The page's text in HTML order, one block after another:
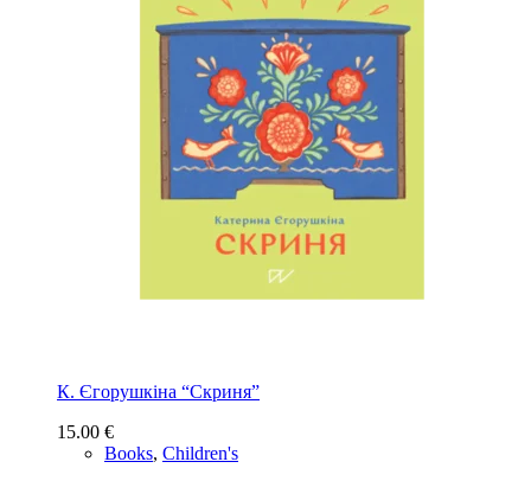
К. Єгорушкіна “Скриня”
15.00 €
Books, Children's